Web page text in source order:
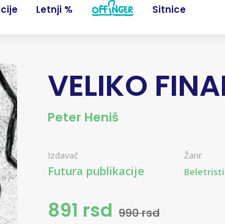
Letnji % Sitnice
VELIKO
Peter Heniš
Izdavač
Futura publikacije
Žanr
891 rsd 990 rsd